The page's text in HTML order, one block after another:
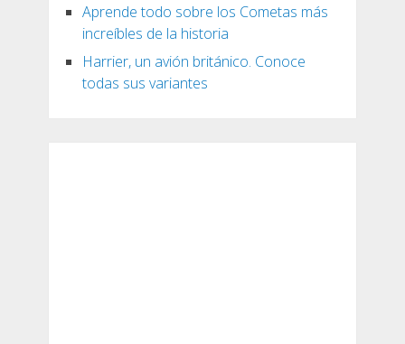
Aprende todo sobre los Cometas más
increíbles de la historia
Harrier, un avión británico. Conoce
todas sus variantes